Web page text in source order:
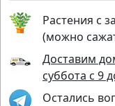
Растения с
(можно
Доставим
суббота с 9
Остались